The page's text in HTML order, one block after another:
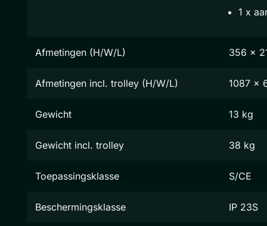
1 x
Afmetingen (H/W/L) 356 x
Afmetingen incl. trolley (H/W/L) 1087 x
Gewicht 13 kg
Gewicht incl. trolley 38 kg
Toepassingsklasse S/CE
Beschermingsklasse IP 23S